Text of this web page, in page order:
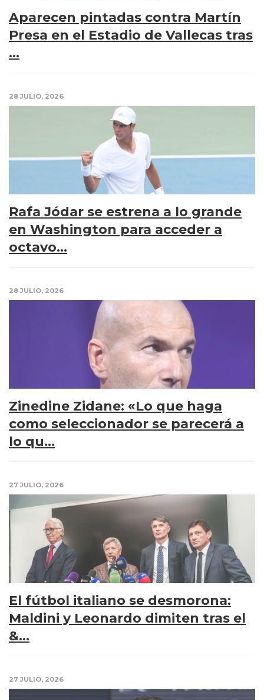
Aparecen pintadas contra Martín
Presa en el Estadio de Vallecas tras
...
28 JULIO, 2026
Rafa Jódar se estrena a lo grande
en Washington para acceder a
octavo...
28 JULIO, 2026
Zinedine Zidane: «Lo que haga
como seleccionador se parecerá a
lo qu...
27 JULIO, 2026
El fútbol italiano se desmorona:
Maldini y Leonardo dimiten tras el
&...
27 JULIO, 2026